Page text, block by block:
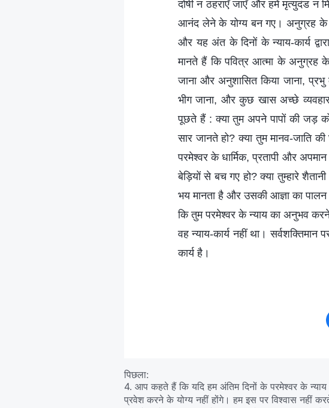
दोषी न ठहराएँ जाएँ और हमें मृत्युदंड
आनंद लेने के योग्य बन गए। अनुग्रह के युग
और यह अंत के दिनों के न्याय-कार्य
मानते हैं कि पवित्र आत्मा के अनुग्रह के
जाना और अनुशासित किया जाना,
भीग जाना, और कुछ खास अच्छे
पूछते हैं : क्या तुम अपने पापों की जड़ को
सार जानते हो? क्या तुम मानव-जाति
परमेश्वर के धार्मिक, प्रतापी और
बेड़ियों से बच गए हो? क्या तुम्हारे
भय मानता है और उसकी आज्ञा का
कि तुम परमेश्वर के न्याय का अनुभव
वह न्याय-कार्य नहीं था।
कार्य है।
पिछला:
4. आप कहते हैं कि यदि हम अंतिम दिनों के परमेश्वर के न्याय
प्रवेश करने के योग्य नहीं होंगे। हम इस पर विश्वास नहीं